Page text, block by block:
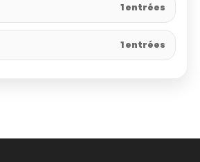
1 entrées
1 entrées